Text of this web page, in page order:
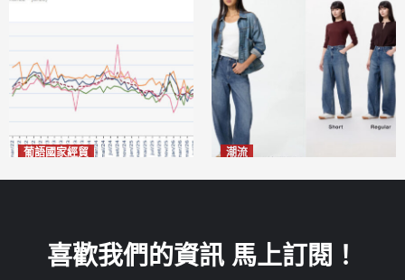
葡語國家經貿 潮流
喜歡我們的資訊 馬上訂閱！